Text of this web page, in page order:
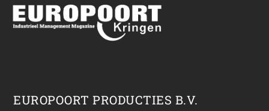
EUROPOORT PRODUCTIES B.V.